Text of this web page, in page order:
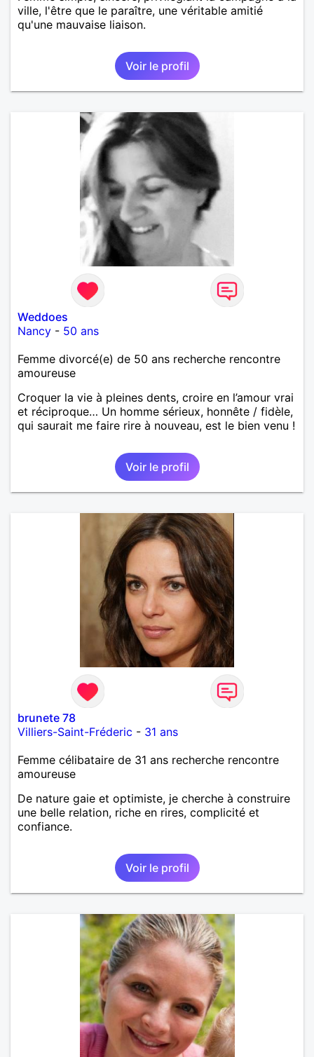
ville, l'être que le paraître, une véritable amitié
qu'une mauvaise liaison.
Voir le profil
Weddoes
Nancy - 50 ans
Femme divorcé(e) de 50 ans recherche rencontre
amoureuse
Croquer la vie à pleines dents, croire en l’amour vrai
et réciproque… Un homme sérieux, honnête / fidèle,
qui saurait me faire rire à nouveau, est le bien venu !
Voir le profil
brunete 78
Villiers-Saint-Fréderic - 31 ans
Femme célibataire de 31 ans recherche rencontre
amoureuse
De nature gaie et optimiste, je cherche à construire
une belle relation, riche en rires, complicité et
confiance.
Voir le profil